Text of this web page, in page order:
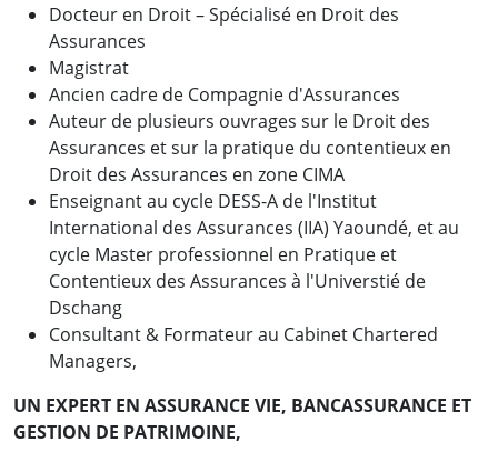
Docteur en Droit – Spécialisé en Droit des
Assurances
Magistrat
Ancien cadre de Compagnie d'Assurances
Auteur de plusieurs ouvrages sur le Droit des
Assurances et sur la pratique du contentieux en
Droit des Assurances en zone CIMA
Enseignant au cycle DESS-A de l'Institut
International des Assurances (IIA) Yaoundé, et au
cycle Master professionnel en Pratique et
Contentieux des Assurances à l'Universtié de
Dschang
Consultant & Formateur au Cabinet Chartered
Managers,
UN EXPERT EN ASSURANCE VIE, BANCASSURANCE ET
GESTION DE PATRIMOINE,